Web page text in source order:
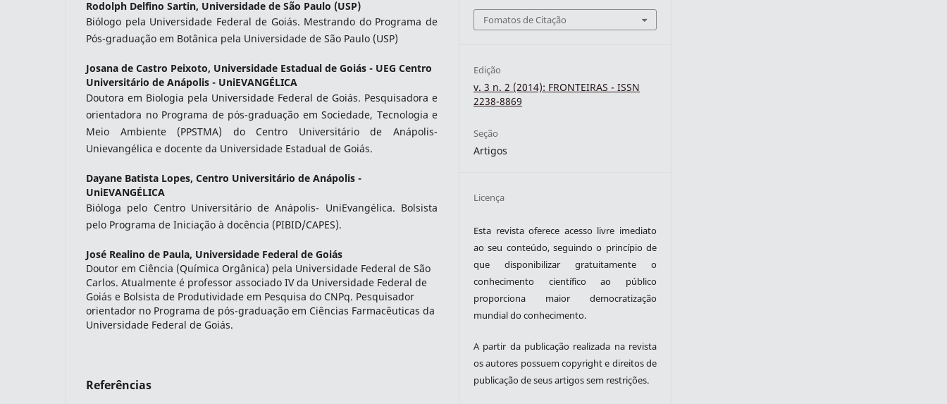
Rodolph Delfino Sartin, Universidade de São Paulo (USP)
Biólogo pela Universidade Federal de Goiás. Mestrando do Programa de
Pós-graduação em Botânica pela Universidade de São Paulo (USP)
Josana de Castro Peixoto, Universidade Estadual de Goiás - UEG Centro
Universitário de Anápolis - UniEVANGÉLICA
Doutora em Biologia pela Universidade Federal de Goiás. Pesquisadora e
orientadora no Programa de pós-graduação em Sociedade, Tecnologia e
Meio Ambiente (PPSTMA) do Centro Universitário de Anápolis-
Unievangélica e docente da Universidade Estadual de Goiás.
Dayane Batista Lopes, Centro Universitário de Anápolis -
UniEVANGÉLICA
Bióloga pelo Centro Universitário de Anápolis- UniEvangélica. Bolsista
pelo Programa de Iniciação à docência (PIBID/CAPES).
José Realino de Paula, Universidade Federal de Goiás
Doutor em Ciência (Química Orgânica) pela Universidade Federal de São
Carlos. Atualmente é professor associado IV da Universidade Federal de
Goiás e Bolsista de Produtividade em Pesquisa do CNPq. Pesquisador
orientador no Programa de pós-graduação em Ciências Farmacêuticas da
Universidade Federal de Goiás.
Referências
Fomatos de Citação
Edição
v. 3 n. 2 (2014): FRONTEIRAS - ISSN
2238-8869
Seção
Artigos
Licença
Esta revista oferece acesso livre imediato
ao seu conteúdo, seguindo o princípio de
que disponibilizar gratuitamente o
conhecimento científico ao público
proporciona maior democratização
mundial do conhecimento.
A partir da publicação realizada na revista
os autores possuem copyright e direitos de
publicação de seus artigos sem restrições.